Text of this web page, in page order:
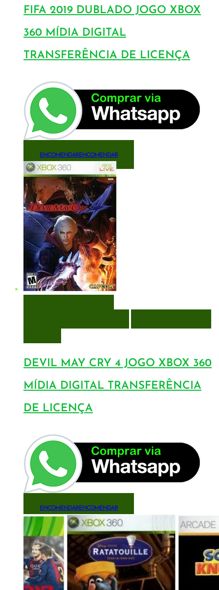
FIFA 2019 DUBLADO JOGO XBOX
360 MÍDIA DIGITAL
TRANSFERÊNCIA DE LICENÇA
ENCOMENDARENCOMENDAR
DEVIL MAY CRY 4 JOGO XBOX 360
MÍDIA DIGITAL TRANSFERÊNCIA
DE LICENÇA
ENCOMENDARENCOMENDAR